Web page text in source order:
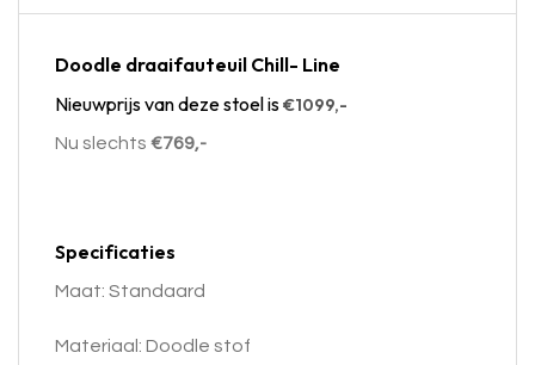
Doodle draaifauteuil Chill- Line
Nieuwprijs van deze stoel is€1099,-
Nu slechts €769,-
Specificaties
Maat: Standaard
Materiaal: Doodle stof